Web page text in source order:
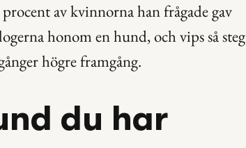
av kvinnorna han frågade gav
honom en hund, och vips så steg
högre framgång.
du har